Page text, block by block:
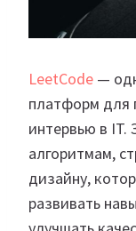
LeetCode —
платформ для
интервью в IT.
алгоритмам,
дизайну,
развивать